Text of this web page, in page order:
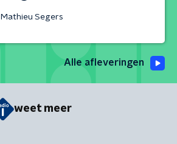
Mathieu Segers
Alle afleveringen
weet meer